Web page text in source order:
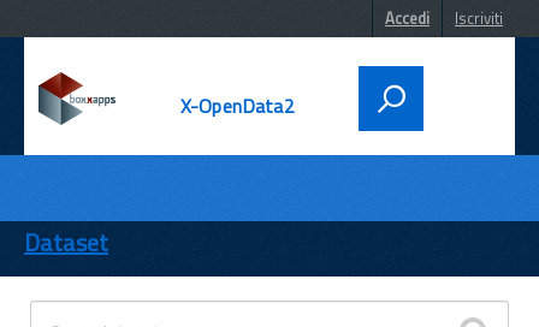
Accedi Iscriviti
X-OpenData2
ENTI
TEMI
INFORMAZIONI
Dataset